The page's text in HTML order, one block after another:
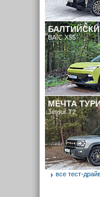
BAIC X55
МЕЧТА
Jetour T2
все тест-